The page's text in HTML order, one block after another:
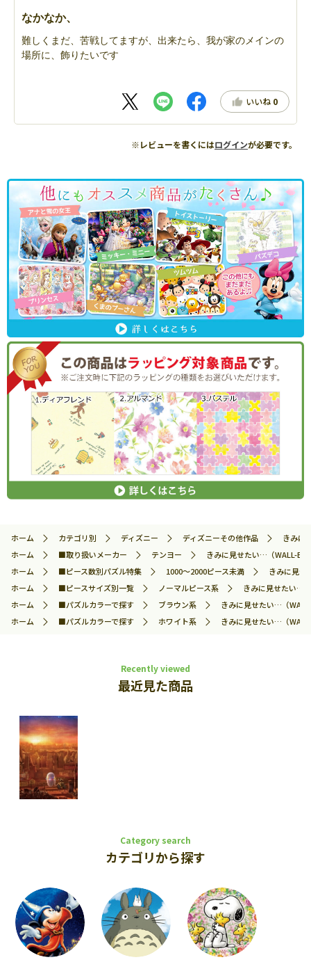
なかなか、
難しくまだ、苦戦してますが、出来たら、我が家のメインの
場所に、飾りたいです
いいね 0
※レビューを書くにはログインが必要です。
ホーム カテゴリ別 ディズニー ディズニーその他作品
きみに
ホーム
■取り扱いメーカー テンヨー
きみに見せたい…（WALL-E
ホーム
■ピース数別パズル特集 1000～2000ピース未満
きみに見
ホーム
■ピースサイズ別一覧 ノーマルピース系
きみに見せたい…
ホーム
■パズルカラーで探す ブラウン系
きみに見せたい…（
ホーム
■パズルカラーで探す ホワイト系 きみに見せたい…（
Recently viewed
最近見た商品
Category search
カテゴリから探す